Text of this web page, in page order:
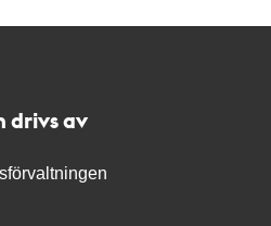
drivs av